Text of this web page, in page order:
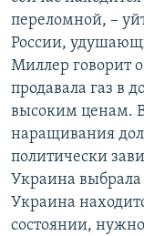
переломной, –
России,
Миллер говорит
продавала газ в
высоким ценам. В
наращивания
политически
Украина выбрала
Украина
состоянии,